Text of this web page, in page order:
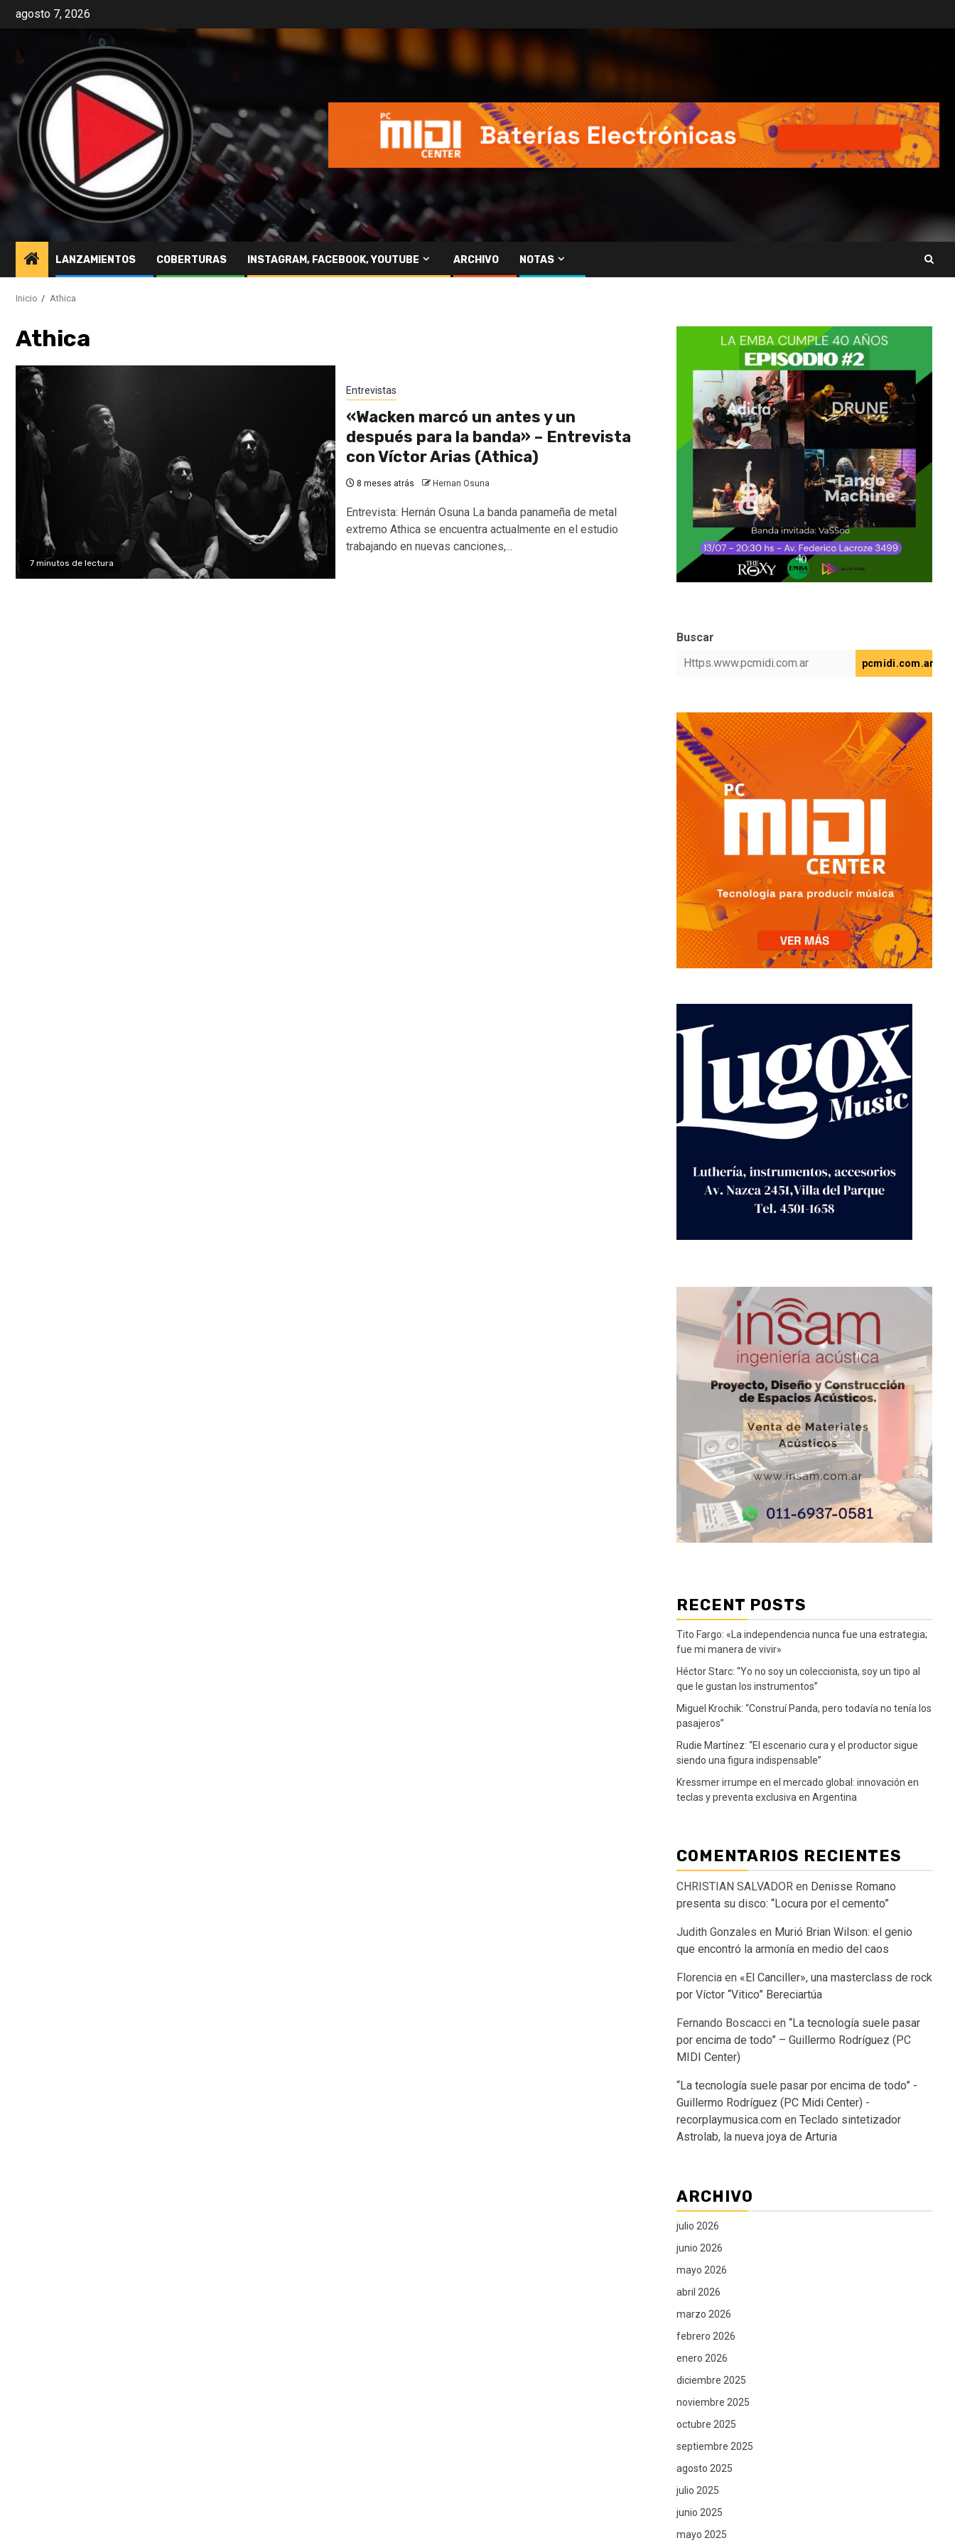
agosto 7, 2026
LANZAMIENTOS COBERTURAS INSTAGRAM, FACEBOOK, YOUTUBE ARCHIVO NOTAS
Inicio Athica
Athica
7 minutos de lectura
Entrevistas
«Wacken marcó un antes y un
después para la banda» – Entrevista
con Víctor Arias (Athica)
8 meses atrás Hernan Osuna
Entrevista: Hernán Osuna La banda panameña de metal
extremo Athica se encuentra actualmente en el estudio
trabajando en nuevas canciones,...
Buscar
pcmidi.com.ar
RECENT POSTS
Tito Fargo: «La independencia nunca fue una estrategia;
fue mi manera de vivir»
Héctor Starc: “Yo no soy un coleccionista, soy un tipo al
que le gustan los instrumentos”
Miguel Krochik: “Construí Panda, pero todavía no tenía los
pasajeros”
Rudie Martínez: “El escenario cura y el productor sigue
siendo una figura indispensable”
Kressmer irrumpe en el mercado global: innovación en
teclas y preventa exclusiva en Argentina
COMENTARIOS RECIENTES
CHRISTIAN SALVADOR en Denisse Romano
presenta su disco: “Locura por el cemento”
Judith Gonzales en Murió Brian Wilson: el genio
que encontró la armonía en medio del caos
Florencia en «El Canciller», una masterclass de rock
por Víctor “Vitico” Bereciartúa
Fernando Boscacci en “La tecnología suele pasar
por encima de todo” – Guillermo Rodríguez (PC
MIDI Center)
“La tecnología suele pasar por encima de todo” -
Guillermo Rodríguez (PC Midi Center) -
recorplaymusica.com en Teclado sintetizador
Astrolab, la nueva joya de Arturia
ARCHIVO
julio 2026
junio 2026
mayo 2026
abril 2026
marzo 2026
febrero 2026
enero 2026
diciembre 2025
noviembre 2025
octubre 2025
septiembre 2025
agosto 2025
julio 2025
junio 2025
mayo 2025